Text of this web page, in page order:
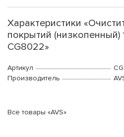
Характеристики
покрытий (низкопенный)
CG8022»
Артикул
Производитель
Все товары «AVS»